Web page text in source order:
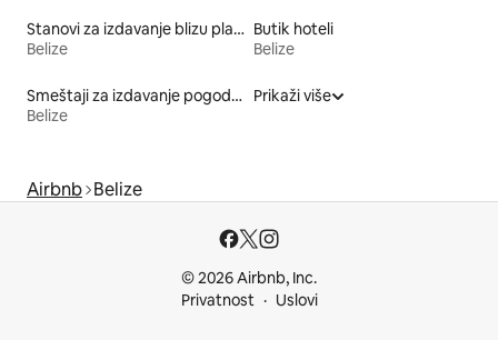
Stanovi za izdavanje blizu plaže
Belize
Butik hoteli
Belize
Smeštaji za izdavanje pogodni za kućne ljubimce
Belize
Prikaži više
Airbnb Belize
© 2026 Airbnb, Inc.
Privatnost
Uslovi